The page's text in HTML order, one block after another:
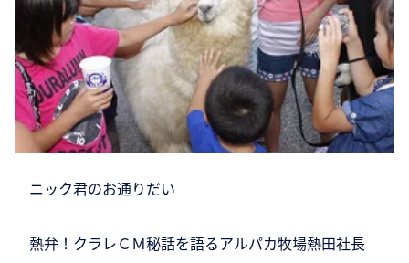
ニック君のお通りだい
熱弁！クラレＣＭ秘話を語るアルパカ牧場熱田社長